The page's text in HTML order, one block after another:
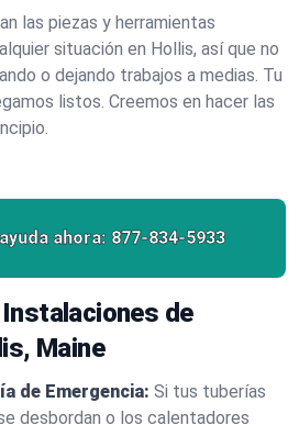
las piezas y herramientas
situación en Hollis, así que no
o dejando trabajos a medias. Tu
listos. Creemos en hacer las
ahora: 877-834-5933
de
Maine
de Emergencia: Si tus tuberías
desbordan o los calentadores